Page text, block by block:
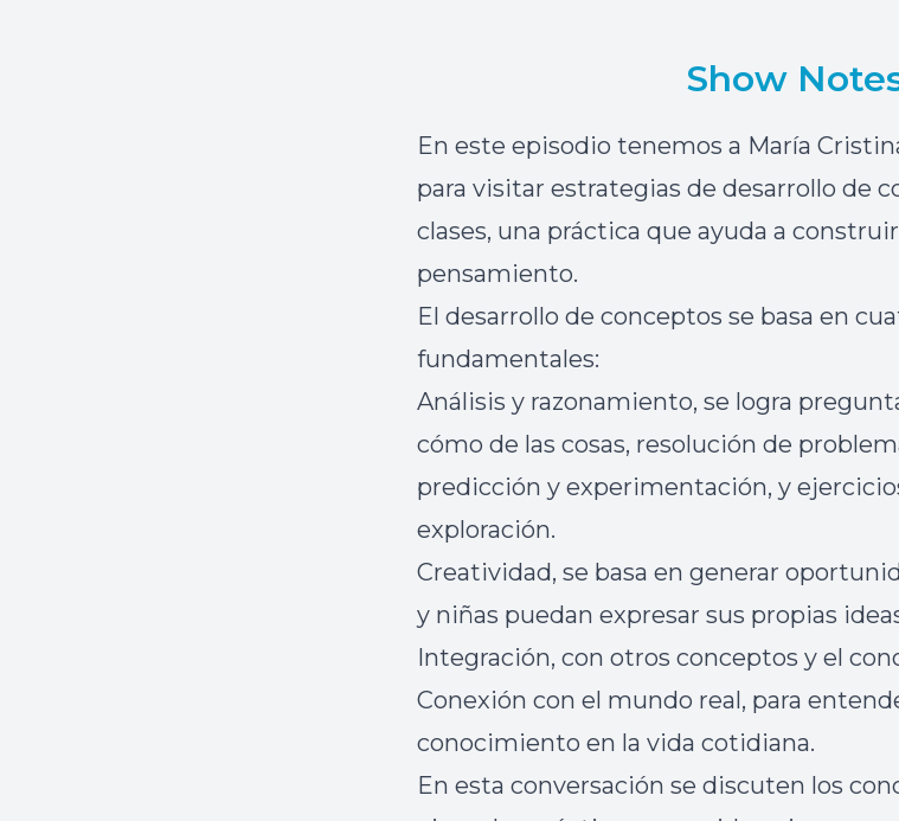
Show
En este episodio tenemos a María
para visitar estrategias de desarrollo de
clases, una práctica que ayuda a
pensamiento.
El desarrollo de conceptos se basa en
fundamentales:
Análisis y razonamiento, se logra
cómo de las cosas, resolución de
predicción y experimentación, y
exploración.
Creatividad, se basa en generar
y niñas puedan expresar sus propias
Integración, con otros conceptos y el
Conexión con el mundo real, para
conocimiento en la vida cotidiana.
En esta conversación se discuten los